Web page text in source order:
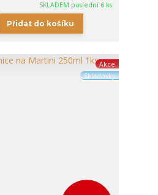
SKLADEM poslední 6 ks
Přidat do košíku
Akce
Skladovky